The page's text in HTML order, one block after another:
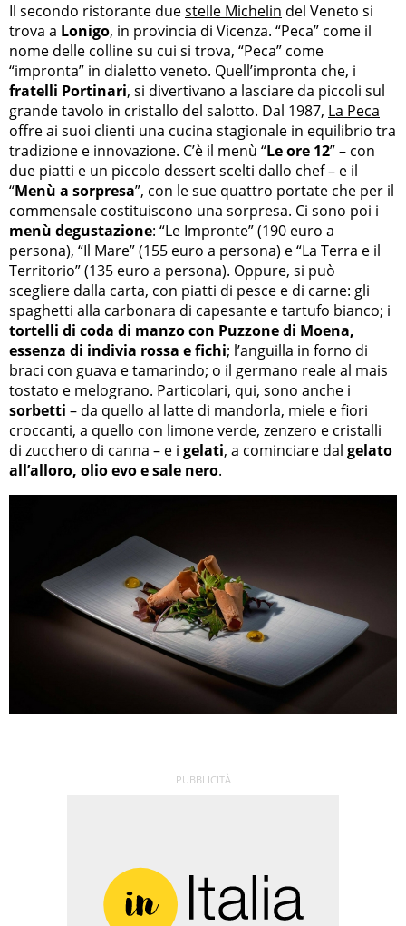
Il secondo ristorante duestelle Michelin del Veneto si
trova a Lonigo, in provincia di Vicenza. “Peca” come il
nome delle colline su cui si trova, “Peca” come
“impronta” in dialetto veneto. Quell’impronta che, i
fratelli Portinari, si divertivano a lasciare da piccoli sul
grande tavolo in cristallo del salotto. Dal 1987, La Peca
offre ai suoi clienti una cucina stagionale in equilibrio tra
tradizione e innovazione. C’è il menù “Le ore 12” – con
due piatti e un piccolo dessert scelti dallo chef – e il
“Menù a sorpresa”, con le sue quattro portate che per il
commensale costituiscono una sorpresa. Ci sono poi i
menù degustazione: “Le Impronte” (190 euro a
persona), “Il Mare” (155 euro a persona) e “La Terra e il
Territorio” (135 euro a persona). Oppure, si può
scegliere dalla carta, con piatti di pesce e di carne: gli
spaghetti alla carbonara di capesante e tartufo bianco; i
tortelli di coda di manzo con Puzzone di Moena,
essenza di indivia rossa e fichi; l’anguilla in forno di
braci con guava e tamarindo; o il germano reale al mais
tostato e melograno. Particolari, qui, sono anche i
sorbetti – da quello al latte di mandorla, miele e fiori
croccanti, a quello con limone verde, zenzero e cristalli
di zucchero di canna – e i gelati, a cominciare dal gelato
all’alloro, olio evo e sale nero.